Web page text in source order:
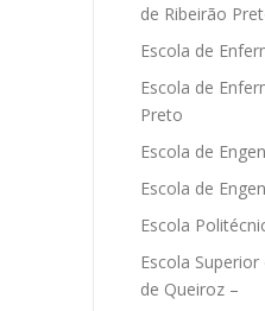
de Ribeirão
Escola de
Escola de
Preto
Escola de
Escola de
Escola
Escola
de Queiroz –